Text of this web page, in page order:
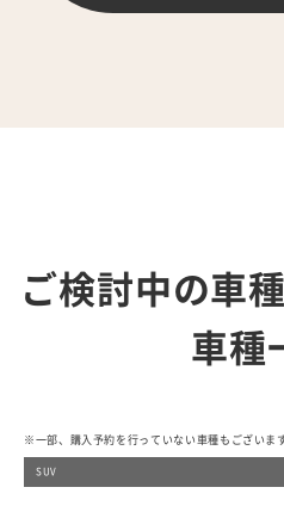
ご検討中の車
車種
※一部、購入予約を行っていない車種もございま
SUV